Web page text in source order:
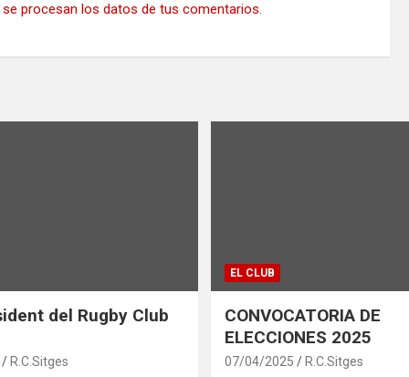
procesan los datos de tus comentarios.
del Rugby Club
R.C.Sitges
EL CLUB
CONVOCATORIA DE
ELECCIONES 2025
07/04/2025 R.C.Sitges